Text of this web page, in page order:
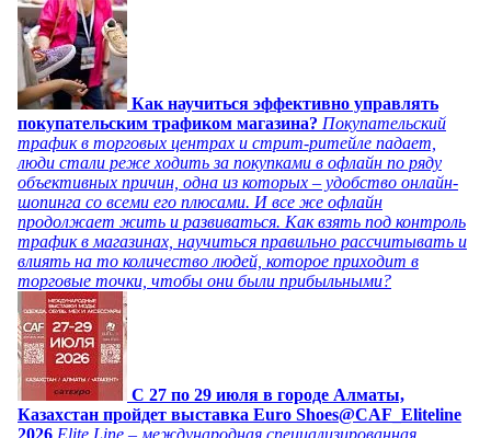
Как научиться эффективно управлять
покупательским трафиком магазина? Покупательский
трафик в торговых центрах и стрит-ритейле падает,
люди стали реже ходить за покупками в офлайн по ряду
объективных причин, одна из которых – удобство онлайн-
шопинга со всеми его плюсами. И все же офлайн
продолжает жить и развиваться. Как взять под контроль
трафик в магазинах, научиться правильно рассчитывать и
влиять на то количество людей, которое приходит в
торговые точки, чтобы они были прибыльными?
C 27 по 29 июля в городе Алматы,
Казахстан пройдет выставка Euro Shoes@CAF_Eliteline
2026 Elite Line – международная специализированная